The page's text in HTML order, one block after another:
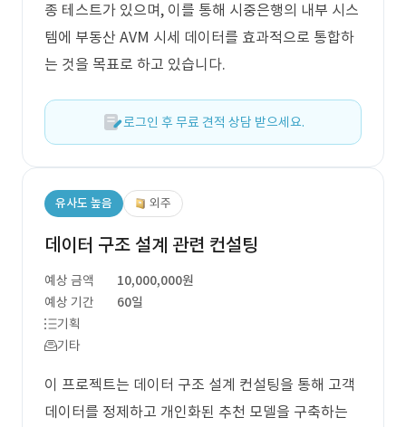
종 테스트가 있으며, 이를 통해 시중은행의 내부 시스
템에 부동산 AVM 시세 데이터를 효과적으로 통합하
는 것을 목표로 하고 있습니다.
로그인 후 무료 견적 상담 받으세요.
유사도 높음 외주
데이터 구조 설계 관련 컨설팅
예상 금액
10,000,000원
예상 기간
60일
기획
기타
이 프로젝트는 데이터 구조 설계 컨설팅을 통해 고객
데이터를 정제하고 개인화된 추천 모델을 구축하는